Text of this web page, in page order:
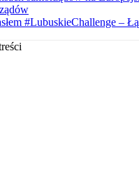
#LubuskieChallenge –